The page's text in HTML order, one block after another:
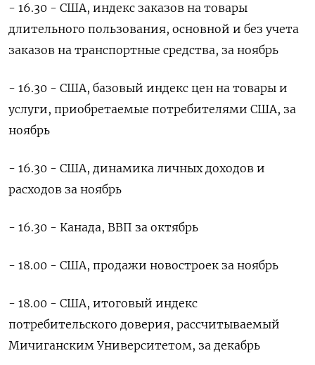
- 16.30 - США, индекс заказов на товары
длительного пользования, основной и без учета
заказов на транспортные средства, за ноябрь
- 16.30 - США, базовый индекс цен на товары и
услуги, приобретаемые потребителями США, за
ноябрь
- 16.30 - США, динамика личных доходов и
расходов за ноябрь
- 16.30 - Канада, ВВП за октябрь
- 18.00 - США, продажи новостроек за ноябрь
- 18.00 - США, итоговый индекс
потребительского доверия, рассчитываемый
Мичиганским Университетом, за декабрь